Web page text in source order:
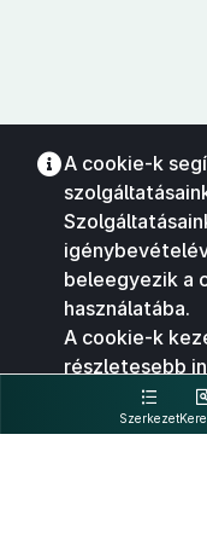
Szerkezet
A cookie-k
beleegyezik a
használatába.
A cookie-k
részletesebb
kattintva